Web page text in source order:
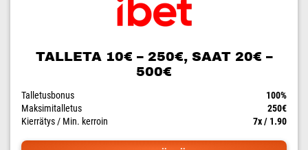
TALLETA 10€ – 250€, SAAT 20€ –
500€
Talletusbonus
100%
Maksimitalletus
250€
Kierrätys / Min. kerroin
7x / 1.90